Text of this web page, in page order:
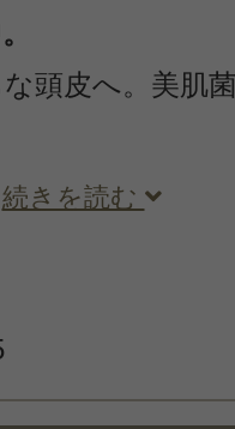
頭皮へ。美肌
続きを読む